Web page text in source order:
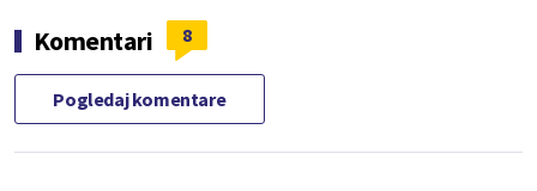
Komentari 8
Pogledaj komentare